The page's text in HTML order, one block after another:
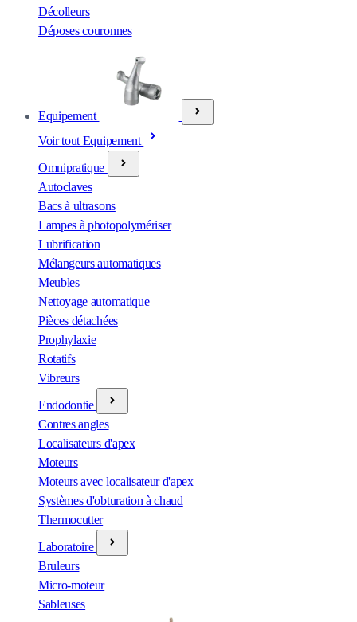
Décolleurs
Déposes couronnes
Equipement
Voir tout Equipement
Omnipratique
Autoclaves
Bacs à ultrasons
Lampes à photopolymériser
Lubrification
Mélangeurs automatiques
Meubles
Nettoyage automatique
Pièces détachées
Prophylaxie
Rotatifs
Vibreurs
Endodontie
Contres angles
Localisateurs d'apex
Moteurs
Moteurs avec localisateur d'apex
Systèmes d'obturation à chaud
Thermocutter
Laboratoire
Bruleurs
Micro-moteur
Sableuses